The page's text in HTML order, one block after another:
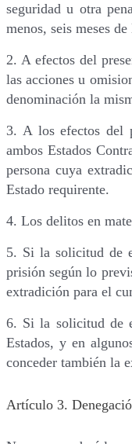
seguridad u otra
menos, seis meses de
2. A efectos del
las acciones u
denominación la
3. A los efectos del
ambos Estados
persona cuya
Estado requirente.
4. Los delitos en
5. Si la solicitud de
prisión según lo
extradición para el
6. Si la solicitud de
Estados, y en
conceder también la
Artículo 3.